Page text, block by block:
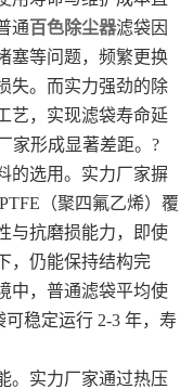
通百色除尘器滤袋因
塞等问题，频繁更换
失。而实力强劲的除
艺，实现滤袋寿命延
家形成显著差距。?
的选用。实力厂家摒
（聚四氟乙烯）覆
与抗磨损能力，即使
，仍能保持结构完
中，普通滤袋平均使
可稳定运行 2-3 年，寿
。实力厂家通过热压